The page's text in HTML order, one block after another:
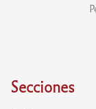
Secciones